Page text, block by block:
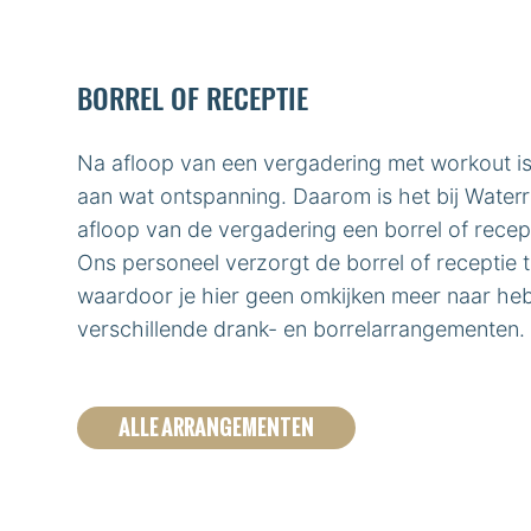
BORREL OF RECEPTIE
Na afloop van een vergadering met workout
aan wat ontspanning. Daarom is het bij
afloop van de vergadering een borrel of
Ons personeel verzorgt de borrel of receptie
waardoor je hier geen omkijken meer naar
verschillende drank- en borrelarrangementen.
ALLE ARRANGEMENTEN